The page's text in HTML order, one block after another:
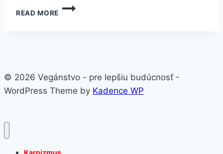
READ MORE
REPORT:
© 2026 Vegánstvo - pre lepšiu budúcnosť -
WordPress Theme by Kadence WP
Karnizmus